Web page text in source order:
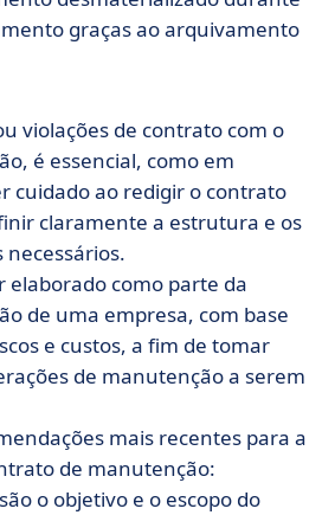
graças ao arquivamento
violações de contrato com o
é essencial, como em
cuidado ao redigir o contrato
claramente a estrutura e os
necessários.
elaborado como parte da
de uma empresa, com base
e custos, a fim de tomar
de manutenção a serem
mais recentes para a
de manutenção:
o objetivo e o escopo do